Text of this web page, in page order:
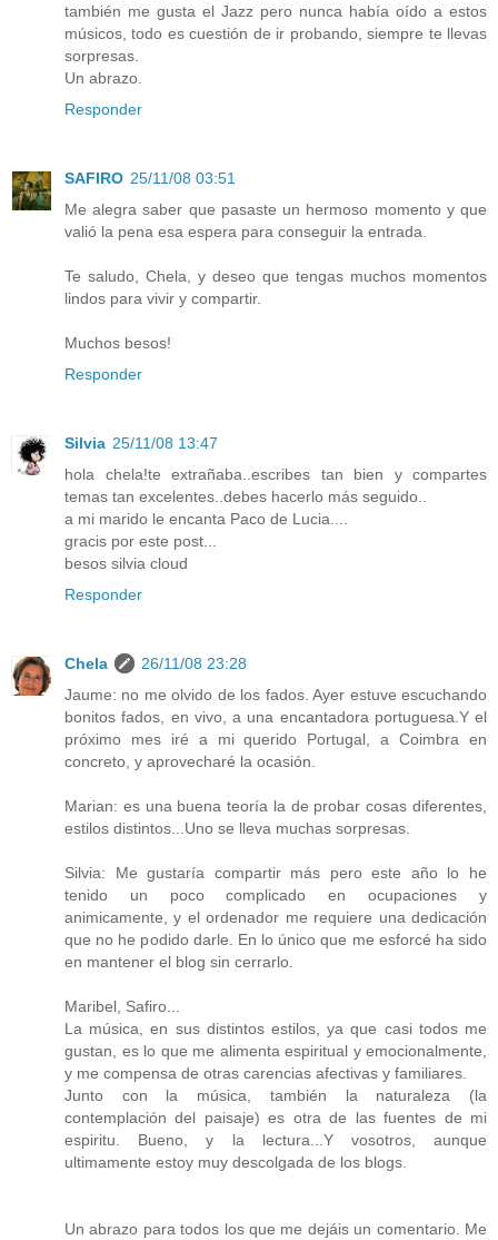
también me gusta el Jazz pero nunca había oído a estos
músicos, todo es cuestión de ir probando, siempre te llevas
sorpresas.
Un abrazo.
Responder
SAFIRO 25/11/08 03:51
Me alegra saber que pasaste un hermoso momento y que
valió la pena esa espera para conseguir la entrada.
Te saludo, Chela, y deseo que tengas muchos momentos
lindos para vivir y compartir.
Muchos besos!
Responder
Silvia 25/11/08 13:47
hola chela!te extrañaba..escribes tan bien y compartes
temas tan excelentes..debes hacerlo más seguido..
a mi marido le encanta Paco de Lucia....
gracis por este post...
besos silvia cloud
Responder
Chela
26/11/08 23:28
Jaume: no me olvido de los fados. Ayer estuve escuchando
bonitos fados, en vivo, a una encantadora portuguesa.Y el
próximo mes iré a mi querido Portugal, a Coimbra en
concreto, y aprovecharé la ocasión.
Marian: es una buena teoría la de probar cosas diferentes,
estilos distintos...Uno se lleva muchas sorpresas.
Silvia: Me gustaría compartir más pero este año lo he
tenido un poco complicado en ocupaciones y
animicamente, y el ordenador me requiere una dedicación
que no he podido darle. En lo único que me esforcé ha sido
en mantener el blog sin cerrarlo.
Maribel, Safiro...
La música, en sus distintos estilos, ya que casi todos me
gustan, es lo que me alimenta espiritual y emocionalmente,
y me compensa de otras carencias afectivas y familiares.
Junto con la música, también la naturaleza (la
contemplación del paisaje) es otra de las fuentes de mi
espiritu. Bueno, y la lectura...Y vosotros, aunque
ultimamente estoy muy descolgada de los blogs.
Un abrazo para todos los que me dejáis un comentario. Me